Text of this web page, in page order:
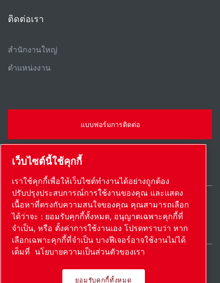
ติดต่อเรา
สํานักงานใหญ่
ตําแหน่งงาน
แบบฟอร์มการติดต่อ
แผนผังเว็บไซต์ตั้งค่าการใช้งานเอง © 2026 ลิขสิทธิ์
Thailand / TH
เว็บไซต์นี้ใช้คุกกี้
เราใช้คุกกี้เพื่อให้เว็บไซต์ทำงานได้อย่างถูกต้อง
ปรับปรุงประสบการณ์การใช้งานของคุณ และแสดง
เนื้อหาที่ตรงกับความสนใจของคุณ คุณสามารถเลือก
ได้ว่าจะ : ยอมรับคุกกี้ทั้งหมด, อนุญาตเฉพาะคุกกี้ที่
จำเป็น, หรือ ตั้งค่าการใช้งานเอง โปรดทราบว่า หาก
เลือกเฉพาะคุกกี้ที่จำเป็น บางฟีเจอร์อาจใช้งานไม่ได้
เต็มที่ นโยบายความเป็นส่วนตัวของเรา
ยอมรับคุกกี้ทั้งหมด